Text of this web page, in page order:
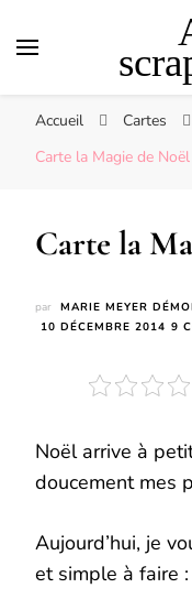
Accueil Cartes
Carte la Magie de Noël
Carte la
par
MARIE MEYER
10 DÉCEMBRE 2014 9
Noël arrive à
doucement mes
Aujourd’hui, je
et simple à faire :